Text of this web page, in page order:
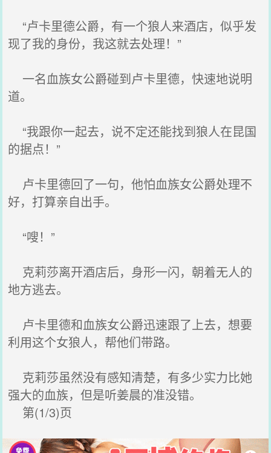
“卢卡里德公爵，有一个狼人来酒店，似乎发
现了我的身份，我这就去处理！”
一名血族女公爵碰到卢卡里德，快速地说明
道。
“我跟你一起去，说不定还能找到狼人在昆国
的据点！”
卢卡里德回了一句，他怕血族女公爵处理不
好，打算亲自出手。
“嗖！”
克莉莎离开酒店后，身形一闪，朝着无人的
地方逃去。
卢卡里德和血族女公爵迅速跟了上去，想要
利用这个女狼人，帮他们带路。
克莉莎虽然没有感知清楚，有多少实力比她
强大的血族，但是听姜晨的准没错。
第(1/3)页